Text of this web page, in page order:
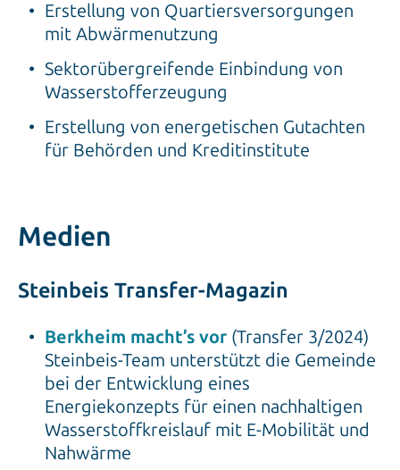
Erstellung von Quartiersversorgungen
mit Abwärmenutzung
Sektorübergreifende Einbindung von
Wasserstofferzeugung
Erstellung von energetischen Gutachten
für Behörden und Kreditinstitute
Medien
Steinbeis Transfer-Magazin
Berkheim macht’s vor (Transfer 3/2024)
Steinbeis-Team unterstützt die Gemeinde
bei der Entwicklung eines
Energiekonzepts für einen nachhaltigen
Wasserstoff­kreislauf mit E-Mobilität und
Nahwärme